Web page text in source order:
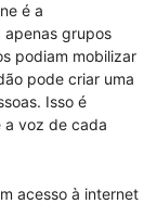
é a
grupos
podiam mobilizar
pode criar uma
Isso é
a voz de cada
acesso à internet